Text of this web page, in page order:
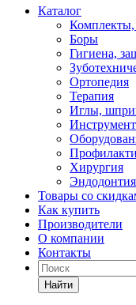
Каталог
Боры
Гигиена,
Ортопедия
Терапия
Иглы,
Хирургия
Эндодонтия
Товары со
Как купить
Производители
О компании
Контакты
Найти